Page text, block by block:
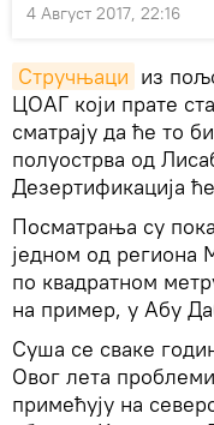
4 Август 2017, 22:16
Стручњаци из
ЦОАГ који прате
сматрају да ће то
полуострва од
Дезертификација
Посматрања су
једном од региона
по квадратном
на пример, у Абу
Суша се сваке
Овог лета
примећују на